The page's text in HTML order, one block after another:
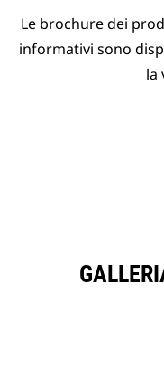
Le brochure dei
informativi sono
la